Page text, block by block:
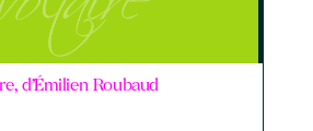
d’Émilien Roubaud